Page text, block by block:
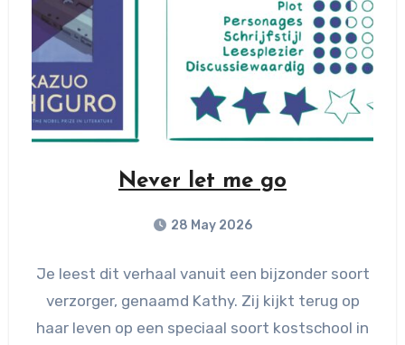
Never let me go
28 May 2026
Je leest dit verhaal vanuit een bijzonder soort
verzorger, genaamd Kathy. Zij kijkt terug op
haar leven op een speciaal soort kostschool in